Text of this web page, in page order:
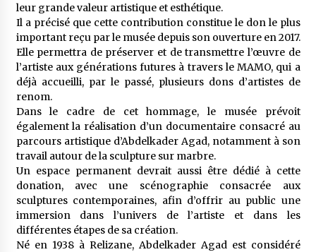
3 semaines ago
Première voiture de course conçue et
fabriquée localement : Une équipe d’étudiants
algériens participe à une compétition
internationale
3 semaines ago
cursus intégré à la licence en communication
en langue amazighe
3 semaines ago
leur grande valeur artistique et esthétique.
Il a précisé que cette contribution constitue le don le plus
important reçu par le musée depuis son ouverture en 2017.
Elle permettra de préserver et de transmettre l’œuvre de
l’artiste aux générations futures à travers le MAMO, qui a
déjà accueilli, par le passé, plusieurs dons d’artistes de
renom.
Dans le cadre de cet hommage, le musée prévoit
également la réalisation d’un documentaire consacré au
parcours artistique d’Abdelkader Agad, notamment à son
travail autour de la sculpture sur marbre.
Un espace permanent devrait aussi être dédié à cette
donation, avec une scénographie consacrée aux
sculptures contemporaines, afin d’offrir au public une
immersion dans l’univers de l’artiste et dans les
différentes étapes de sa création.
Né en 1938 à Relizane, Abdelkader Agad est considéré